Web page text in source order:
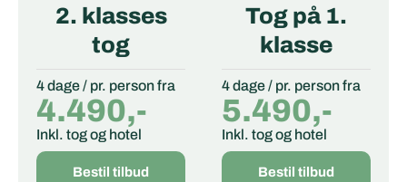
2. klasses
tog
4 dage / pr. person fra
4.490,-
Inkl. tog og hotel
Bestil tilbud
Tog på 1.
klasse
4 dage / pr. person fra
5.490,-
Inkl. tog og hotel
Bestil tilbud